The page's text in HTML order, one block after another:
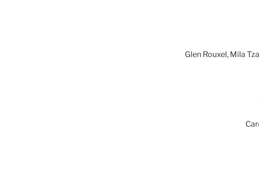
Glen Rouxel, Mila